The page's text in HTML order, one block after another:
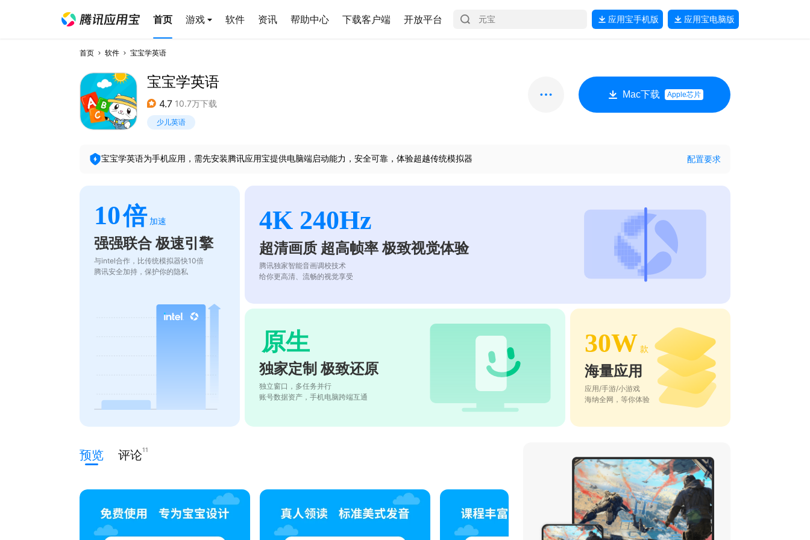
首页 游戏 软件 资讯 帮助中心 下载客户端 开放平台 应用宝手机版 应用宝电脑版
首页 软件 宝宝学英语
宝宝学英语
4.7 10.7万下载
少儿英语
Mac下载 Apple芯片
宝宝学英语为手机应用，需先安装腾讯应用宝提供电脑端启动能力，安全可靠，体验超越传统模拟器 配置要求
10倍 加速
强强联合 极速引擎
与intel合作，比传统模拟器快10倍
腾讯安全加持，保护你的隐私
4K 240Hz
超清画质 超高帧率 极致视觉体验
腾讯独家智能音画调校技术
给你更高清、流畅的视觉享受
原生
独家定制 极致还原
独立窗口，多任务并行
账号数据资产，手机电脑跨端互通
30W 款
海量应用
应用/手游/小游戏
海纳全网，等你体验
预览 评论11